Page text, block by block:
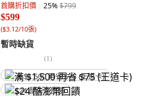
首購折扣價 25%$799
$599
($3.12/10張)
暫時缺貨
(1)
满 $1,500 再省 $75 (王道卡)
$24 酷澎幣回饋